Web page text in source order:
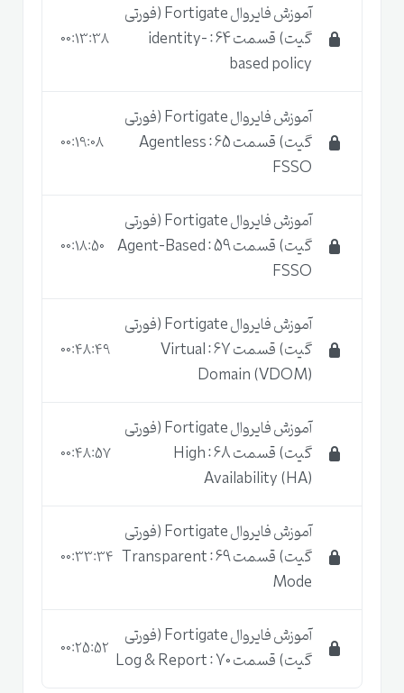
آموزش فایروال Fortigate (فورتی
گیت) قسمت 64 : identity-
based policy
00:13:38
آموزش فایروال Fortigate (فورتی
گیت) قسمت 65 : Agentless
FSSO
00:19:08
آموزش فایروال Fortigate (فورتی
گیت) قسمت 59 : Agent-Based
FSSO
00:18:50
آموزش فایروال Fortigate (فورتی
گیت) قسمت 67 : Virtual
Domain (VDOM)
00:48:49
آموزش فایروال Fortigate (فورتی
گیت) قسمت 68 : High
Availability (HA)
00:48:57
آموزش فایروال Fortigate (فورتی
گیت) قسمت 69 : Transparent
Mode
00:33:34
آموزش فایروال Fortigate (فورتی
گیت) قسمت 70 : Log & Report
00:25:52